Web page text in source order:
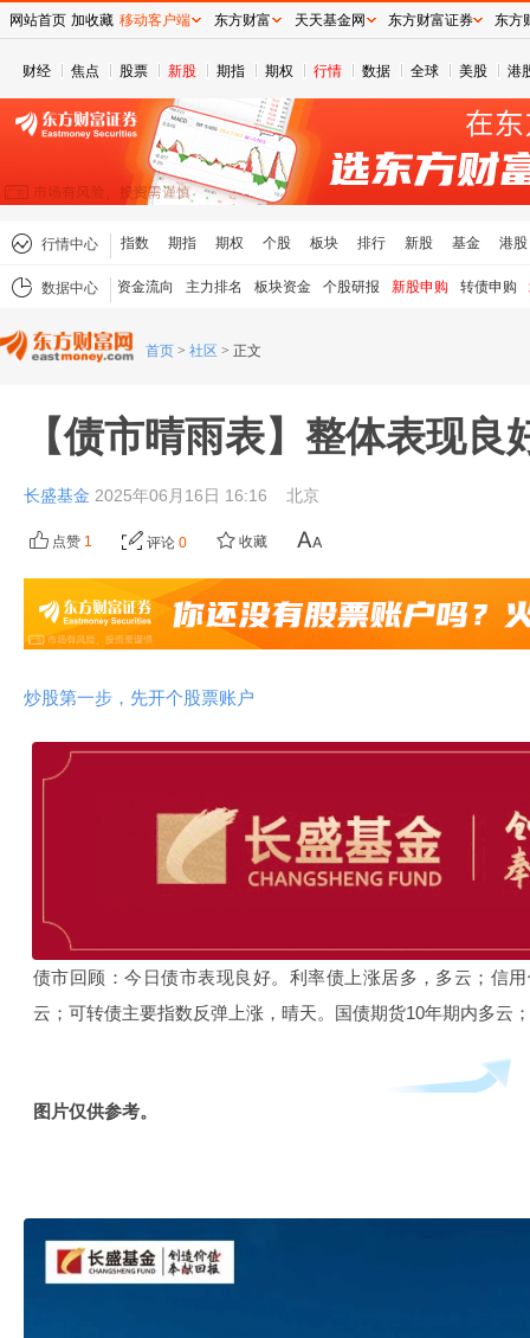
财经 焦点 股票 新股 期指 期权 行情 数据 全球 美股 港
行情中心 指数 期指 期权 个股 板块 排行 新股 基金 港股
数据中心 资金流向 主力排名 板块资金 个股研报 新股申购 转债申购
首页 > 社区 > 正文
【债市晴雨表】整体表现良
长盛基金 2025年06月16日 16:16 北京
点赞 1 评论 0 收藏
炒股第一步，先开个股票账户
债市回顾：今日债市表现良好。利率债上涨居多，多云；信
云；可转债主要指数反弹上涨，晴天。国债期货10年期内多云
图片仅供参考。
网站首页 加收藏 移动客户端 东方财富 天天基金网 东方财富证券 东方